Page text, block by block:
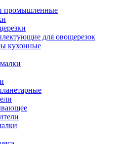
промышленные
для овощерезок
кухонные